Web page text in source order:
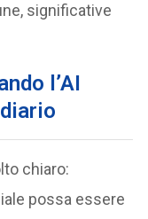
significative
l’AI
chiaro:
possa essere